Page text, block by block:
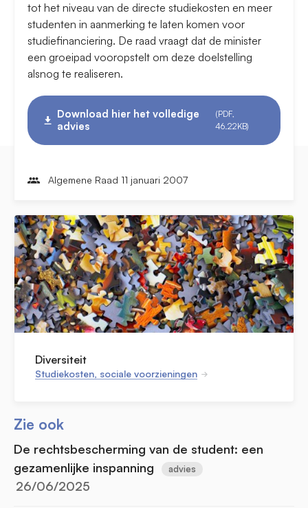
tot het niveau van de directe studiekosten en meer
studenten in aanmerking te laten komen voor
studiefinanciering. De raad vraagt dat de minister
een groeipad vooropstelt om deze doelstelling
alsnog te realiseren.
Download hier het volledige
advies
(PDF,
46.22KB)
Algemene Raad 11 januari 2007
Diversiteit
Studiekosten, sociale voorzieningen
Zie ook
De rechtsbescherming van de student: een
gezamenlijke inspanning
advies
26/06/2025